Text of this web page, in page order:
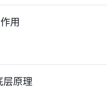
用
原理